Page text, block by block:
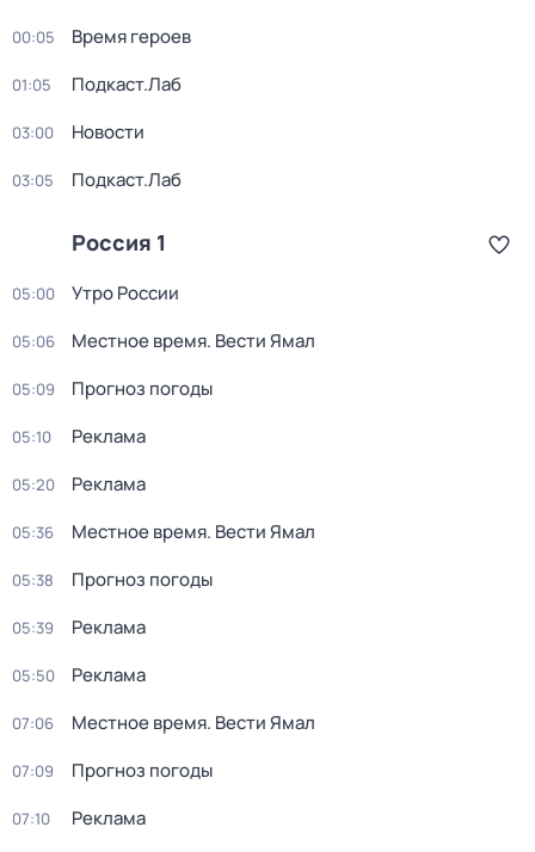
00:05 Время героев
01:05 Подкаст.Лаб
03:00 Новости
03:05 Подкаст.Лаб
Россия 1
05:00 Утро России
05:06 Местное время. Вести Ямал
05:09 Прогноз погоды
05:10 Реклама
05:20 Реклама
05:36 Местное время. Вести Ямал
05:38 Прогноз погоды
05:39 Реклама
05:50 Реклама
07:06 Местное время. Вести Ямал
07:09 Прогноз погоды
07:10 Реклама